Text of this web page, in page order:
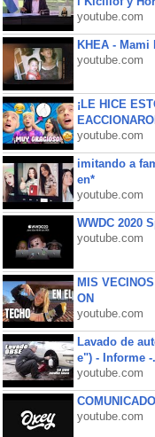
youtube.com
KHEA -
youtube.com
¡LE HICE
youtube.com
imitando a
en*
youtube.com
WWDC 2020
youtube.com
MIS
ON
youtube.com
Lavado de
e") - Informe -
youtube.com
youtube.com